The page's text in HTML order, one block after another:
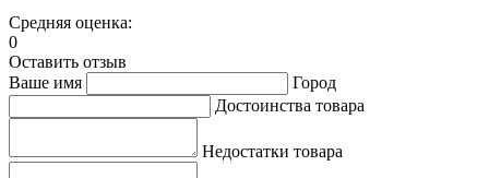
Средняя оценка:
0
Оставить отзыв
Ваше имя
Город
Достоинства товара
Недостатки товара